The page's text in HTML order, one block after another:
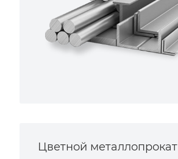
Цветной металлопрокат